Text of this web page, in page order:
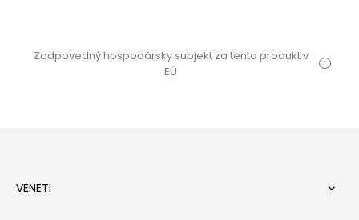
Zodpovedný hospodársky subjekt za tento produkt v
EÚ
VENETI 